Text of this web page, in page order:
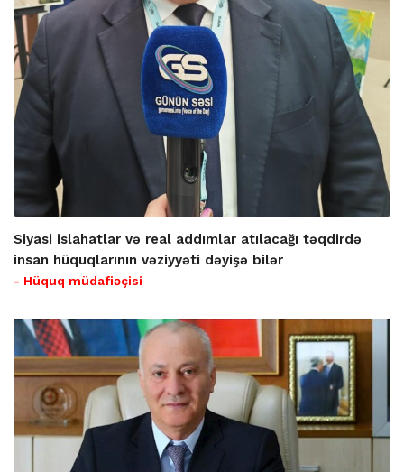
Siyasi islahatlar və real addımlar atılacağı təqdirdə
insan hüquqlarının vəziyyəti dəyişə bilər
- Hüquq müdafiəçisi